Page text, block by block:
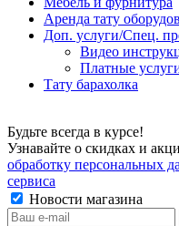
Аренда тату
Доп. услуги/Спец.
Видео
Платные
Тату барахолка
Будьте всегда в курсе!
Узнавайте о скидках и
обработку персональных
сервиса
Новости магазина